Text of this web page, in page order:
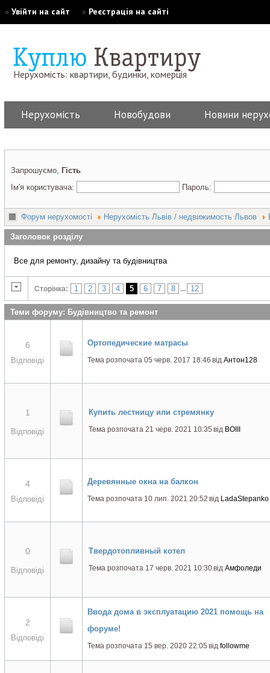
» Увійти на сайт » Реєстрація на сайті
Нерухомість: квартири, будинки, комерція
Нерухомість Новобудови Новини
Запрошуємо, Гість
Ім'я користувача:
Пароль:
Форум нерухомості Нерухомість Львів / недвижимость Львов
Заголовок розділу
Все для ремонту, дизайну та будівництва
Сторінка: 1 2 3 4 5 6 7 8 ... 12
Теми форуму: Будівництво та ремонт
6
Відповіді
Ортопедические матрасы
Тема розпочата 05 черв. 2017 18:46 від Антон128
1
Відповіді
Купить лестницу или стремянку
Тема розпочата 21 черв. 2021 10:35 від BOIII
4
Відповіді
Деревянные окна на балкон
Тема розпочата 10 лип. 2021 20:52 від LadaStepanko
0
Відповіді
Твердотопливный котел
Тема розпочата 17 черв. 2021 10:30від Амфоледи
2
Відповіді
Ввода дома в эксплуатацию 2021 помощь на
форуме!
Тема розпочата 15 вер. 2020 22:05 від followme